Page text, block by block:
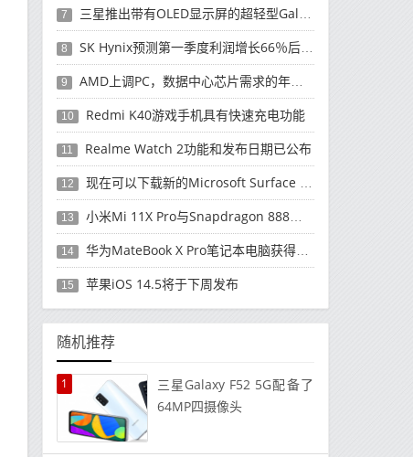
7 三星推出带有OLED显示屏的超轻型Galaxy Book Pro和Galaxy Book Pro 360笔记本电脑
8 SK Hynix预测第一季度利润增长66％后，对芯片的需求将增强
9 AMD上调PC，数据中心芯片需求的年度收入预测
10 Redmi K40游戏手机具有快速充电功能
11 Realme Watch 2功能和发布日期已公布
12 现在可以下载新的Microsoft Surface Duo更新
13 小米Mi 11X Pro与Snapdragon 888处理器一起发布
14 华为MateBook X Pro笔记本电脑获得全新升级
15 苹果iOS 14.5将于下周发布
随机推荐
1
三星Galaxy F52 5G配备了
64MP四摄像头